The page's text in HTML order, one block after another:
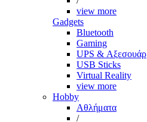
view more
Gadgets
Bluetooth
Gaming
UPS & Αξεσουάρ
USB Sticks
Virtual Reality
view more
Hobby
Αθλήματα
/